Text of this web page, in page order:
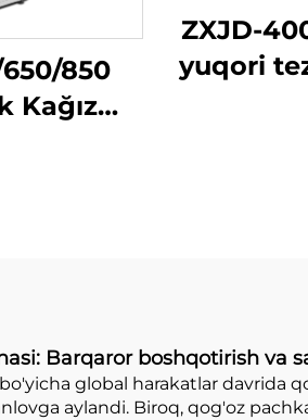
850
Kağız
ZXJD-
yuqori
Barqaror boshqotirish va
global harakatlar davrida
aylandi. Biroq, qog'oz